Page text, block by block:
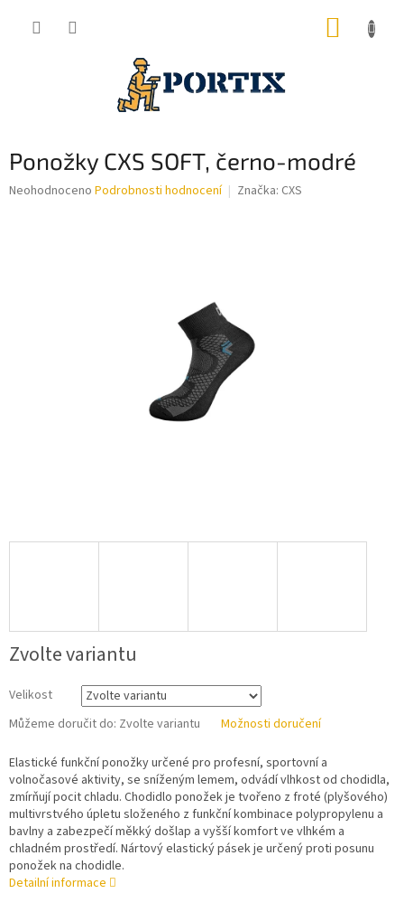
Ponožky CXS SOFT, černo-modré
Průměrné
Neohodnoceno Podrobnosti hodnocení Značka: CXS
Zvolte variantu
Velikost
Můžeme doručit do: Zvolte variantu Možnosti doručení
Elastické funkční ponožky určené pro profesní, sportovní a
volnočasové aktivity, se sníženým lemem, odvádí vlhkost od chodidla,
zmírňují pocit chladu. Chodidlo ponožek je tvořeno z froté (plyšového)
multivrstvého úpletu složeného z funkční kombinace polypropylenu a
bavlny a zabezpečí měkký došlap a vyšší komfort ve vlhkém a
chladném prostředí. Nártový elastický pásek je určený proti posunu
ponožek na chodidle.
Detailní informace